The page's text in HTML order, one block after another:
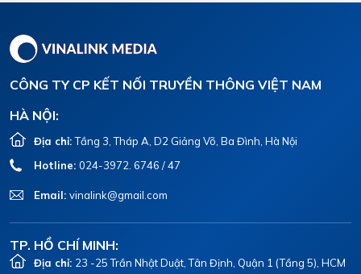
CÔNG TY CP KẾT NỐI TRUYỀN THÔNG VIỆT NAM
HÀ NỘI:
Địa chỉ:Tầng 3, Tháp A, D2 Giảng Võ, Ba Đình, Hà Nội
Hotline: 024-3972. 6746 / 47
Email: vinalink@gmail.com
TP. HỒ CHÍ MINH:
Địa chỉ: 23 -25 Trần Nhật Duật, Tân Định, Quận 1 (Tầng 5), HCM